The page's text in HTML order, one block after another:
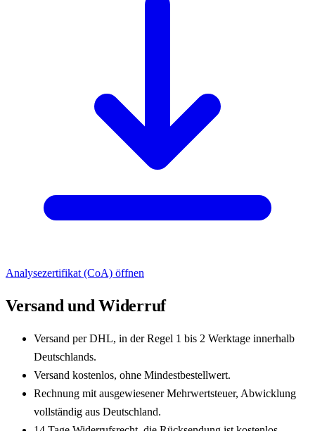
Analysezertifikat (CoA) öffnen
Versand und Widerruf
Versand per DHL, in der Regel 1 bis 2 Werktage innerhalb
Deutschlands.
Versand kostenlos, ohne Mindestbestellwert.
Rechnung mit ausgewiesener Mehrwertsteuer, Abwicklung
vollständig aus Deutschland.